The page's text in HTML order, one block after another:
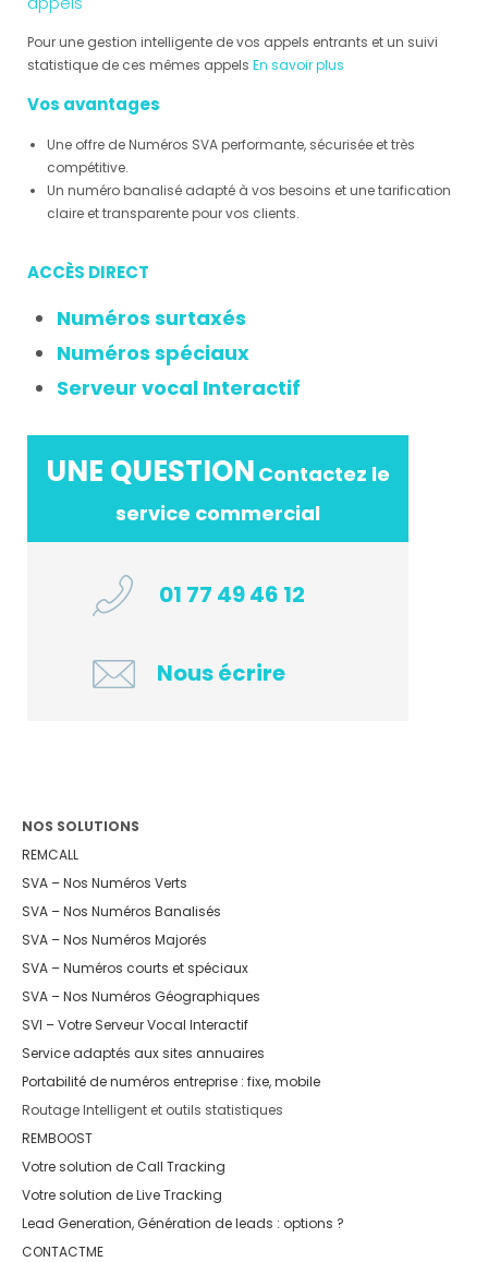
Pour une gestion intelligente de vos appels entrants et un suivi
statistique de ces mêmes appels En savoir plus
Vos avantages
Une offre de Numéros SVA performante, sécurisée et très
compétitive.
Un numéro banalisé adapté à vos besoins et une tarification
claire et transparente pour vos clients.
ACCÈS DIRECT
Numéros surtaxés
Numéros spéciaux
Serveur vocal Interactif
UNE QUESTION Contactez le
service commercial
01 77 49 46 12
Nous écrire
NOS SOLUTIONS
REMCALL
SVA – Nos Numéros Verts
SVA – Nos Numéros Banalisés
SVA – Nos Numéros Majorés
SVA – Numéros courts et spéciaux
SVA – Nos Numéros Géographiques
SVI – Votre Serveur Vocal Interactif
Service adaptés aux sites annuaires
Portabilité de numéros entreprise : fixe, mobile
Routage Intelligent et outils statistiques
REMBOOST
Votre solution de Call Tracking
Votre solution de Live Tracking
Lead Generation, Génération de leads : options ?
CONTACTME